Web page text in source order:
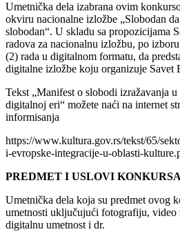
Umetnička dela izabrana ovim
okviru nacionalne izložbe „Slobodan
slobodan“. U skladu sa propozicijama
radova za nacionalnu izložbu, po
(2) rada u digitalnom formatu, da
digitalne izložbe koju organizuje Savet
Tekst „Manifest o slobodi izražavanja
digitalnoj eri“ možete naći na internet
informisanja
https://www.kultura.gov.rs/tekst/65/
i-evropske-integracije-u-oblasti-
PREDMET I USLOVI
Umetnička dela koja su predmet ovog
umetnosti uključujući fotografiju, video
digitalnu umetnost i dr.